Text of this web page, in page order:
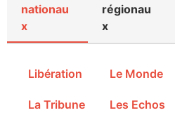
nationau
x
régionau
x
Libération Le Monde
La Tribune Les Echos